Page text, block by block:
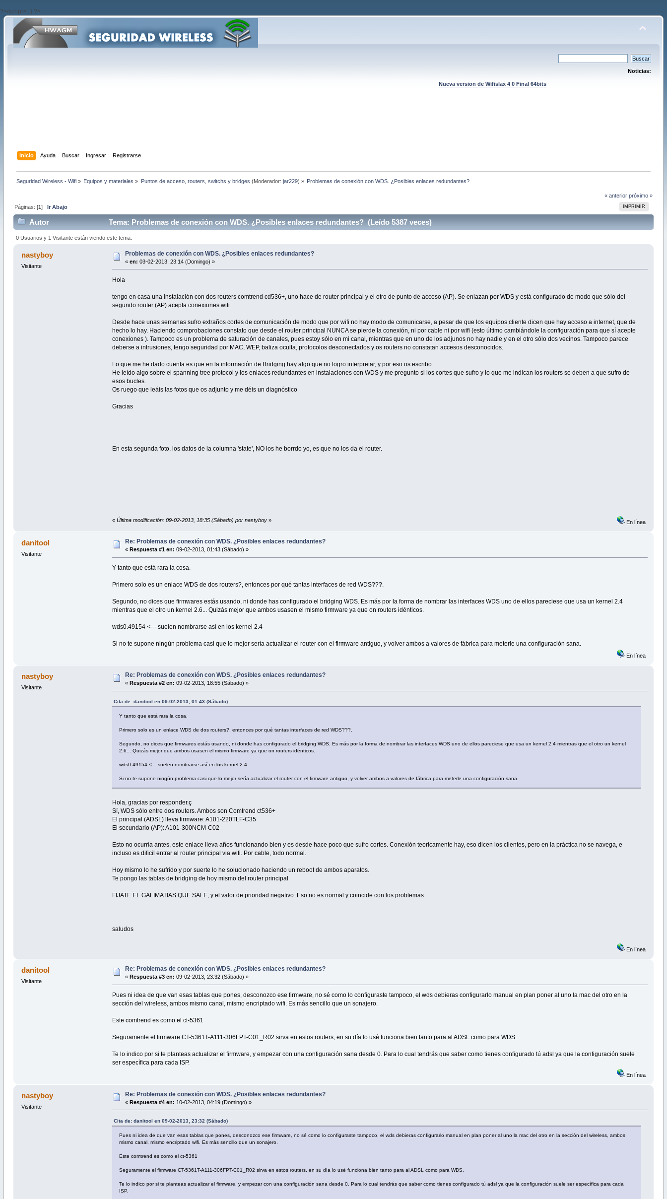
?>/script>'; } ?>
Noticias:
Nueva version de Wifislax 4 0 Final 64bits
Inicio Ayuda Buscar Ingresar Registrarse
Seguridad Wireless - Wifi» Equipos y materiales » Puntos de acceso, routers, switchs y bridges (Moderador: jar229) » Problemas de conexión con WDS. ¿Posibles enlaces redundantes?
« anterior próximo »
IMPRIMIR
Páginas: [1] Ir Abajo
Autor Tema: Problemas de conexión con WDS. ¿Posibles enlaces redundantes? (Leído 5387 veces)
0 Usuarios y 1 Visitante están viendo este tema.
nastyboy
Visitante
Problemas de conexión con WDS. ¿Posibles enlaces redundantes?
« en: 03-02-2013, 23:14 (Domingo) »
Hola
tengo en casa una instalación con dos routers comtrend cd536+, uno hace de router principal y el otro de punto de acceso (AP). Se enlazan por WDS y está configurado de modo que sólo del
segundo router (AP) acepta conexiones wifi
Desde hace unas semanas sufro extraños cortes de comunicación de modo que por wifi no hay modo de comunicarse, a pesar de que los equipos cliente dicen que hay acceso a internet, que de
hecho lo hay. Haciendo comprobaciones constato que desde el router principal NUNCA se pierde la conexión, ni por cable ni por wifi (esto último cambiándole la configuración para que sí acepte
conexiones ). Tampoco es un problema de saturación de canales, pues estoy sólo en mi canal, mientras que en uno de los adjunos no hay nadie y en el otro sólo dos vecinos. Tampoco parece
deberse a intrusiones, tengo seguridad por MAC, WEP, baliza oculta, protocolos desconectados y os routers no constatan accesos desconocidos.
Lo que me he dado cuenta es que en la información de Bridging hay algo que no logro interpretar, y por eso os escribo.
He leído algo sobre el spanning tree protocol y los enlaces redundantes en instalaciones con WDS y me pregunto si los cortes que sufro y lo que me indican los routers se deben a que sufro de
esos bucles.
Os ruego que leáis las fotos que os adjunto y me déis un diagnóstico
Gracias
En esta segunda foto, los datos de la columna 'state', NO los he borrdo yo, es que no los da el router.
«Última modificación: 09-02-2013, 18:35 (Sábado) por nastyboy » En línea
danitool
Visitante
Re: Problemas de conexión con WDS. ¿Posibles enlaces redundantes?
« Respuesta #1 en: 09-02-2013, 01:43 (Sábado) »
Y tanto que está rara la cosa.
Primero solo es un enlace WDS de dos routers?, entonces por qué tantas interfaces de red WDS???.
Segundo, no dices que firmwares estás usando, ni donde has configurado el bridging WDS. Es más por la forma de nombrar las interfaces WDS uno de ellos pareciese que usa un kernel 2.4
mientras que el otro un kernel 2.6... Quizás mejor que ambos usasen el mismo firmware ya que on routers idénticos.
wds0.49154 <--- suelen nombrarse así en los kernel 2.4
Si no te supone ningún problema casi que lo mejor sería actualizar el router con el firmware antiguo, y volver ambos a valores de fábrica para meterle una configuración sana.
En línea
nastyboy
Visitante
Re: Problemas de conexión con WDS. ¿Posibles enlaces redundantes?
« Respuesta #2 en: 09-02-2013, 18:55 (Sábado) »
Cita de: danitool en 09-02-2013, 01:43 (Sábado)
Y tanto que está rara la cosa.
Primero solo es un enlace WDS de dos routers?, entonces por qué tantas interfaces de red WDS???.
Segundo, no dices que firmwares estás usando, ni donde has configurado el bridging WDS. Es más por la forma de nombrar las interfaces WDS uno de ellos pareciese que usa un kernel 2.4 mientras que el otro un kernel
2.6... Quizás mejor que ambos usasen el mismo firmware ya que on routers idénticos.
wds0.49154 <--- suelen nombrarse así en los kernel 2.4
Si no te supone ningún problema casi que lo mejor sería actualizar el router con el firmware antiguo, y volver ambos a valores de fábrica para meterle una configuración sana.
Hola, gracias por responder.ç
Sí, WDS sólo entre dos routers. Ambos son Comtrend ct536+
El principal (ADSL) lleva firmware: A101-220TLF-C35
El secundario (AP): A101-300NCM-C02
Esto no ocurría antes, este enlace lleva años funcionando bien y es desde hace poco que sufro cortes. Conexión teoricamente hay, eso dicen los clientes, pero en la práctica no se navega, e
incluso es dificil entrar al router principal via wifi. Por cable, todo normal.
Hoy mismo lo he sufrido y por suerte lo he solucionado haciendo un reboot de ambos aparatos.
Te pongo las tablas de bridging de hoy mismo del router principal
FIJATE EL GALIMATIAS QUE SALE, y el valor de prioridad negativo. Eso no es normal y coincide con los problemas.
saludos
En línea
danitool
Visitante
Re: Problemas de conexión con WDS. ¿Posibles enlaces redundantes?
« Respuesta #3 en: 09-02-2013, 23:32 (Sábado) »
Pues ni idea de que van esas tablas que pones, desconozco ese firmware, no sé como lo configuraste tampoco, el wds debieras configurarlo manual en plan poner al uno la mac del otro en la
sección del wireless, ambos mismo canal, mismo encriptado wifi. Es más sencillo que un sonajero.
Este comtrend es como el ct-5361
Seguramente el firmware CT-5361T-A111-306FPT-C01_R02 sirva en estos routers, en su día lo usé funciona bien tanto para al ADSL como para WDS.
Te lo indico por si te planteas actualizar el firmware, y empezar con una configuración sana desde 0. Para lo cual tendrás que saber como tienes configurado tú adsl ya que la configuración suele
ser específica para cada ISP.
En línea
nastyboy
Visitante
Re: Problemas de conexión con WDS. ¿Posibles enlaces redundantes?
« Respuesta #4 en: 10-02-2013, 04:19 (Domingo) »
Cita de: danitool en 09-02-2013, 23:32 (Sábado)
Pues ni idea de que van esas tablas que pones, desconozco ese firmware, no sé como lo configuraste tampoco, el wds debieras configurarlo manual en plan poner al uno la mac del otro en la sección del wireless, ambos
mismo canal, mismo encriptado wifi. Es más sencillo que un sonajero.
Este comtrend es como el ct-5361
Seguramente el firmware CT-5361T-A111-306FPT-C01_R02 sirva en estos routers, en su día lo usé funciona bien tanto para al ADSL como para WDS.
Te lo indico por si te planteas actualizar el firmware, y empezar con una configuración sana desde 0. Para lo cual tendrás que saber como tienes configurado tú adsl ya que la configuración suele ser específica para cada
ISP.